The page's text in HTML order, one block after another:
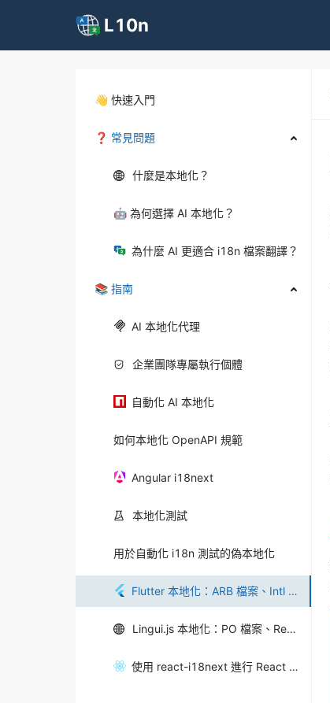
L10n
👋 快速入門
❓ 常見問題
什麼是本地化？
🤖 為何選擇 AI 本地化？
為什麼 AI 更適合 i18n 檔案翻譯？
📚 指南
AI 本地化代理
企業團隊專屬執行個體
自動化 AI 本地化
如何本地化 OpenAPI 規範
Angular i18next
本地化測試
用於自動化 i18n 測試的偽本地化
Flutter 本地化：ARB 檔案、Intl 與自動化
Lingui.js 本地化：PO 檔案、React i18n 與自動化
使用 react-i18next 進行 React 本地化